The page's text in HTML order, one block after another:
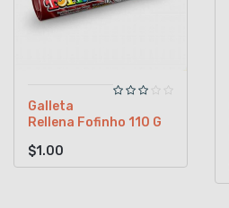
Galleta
Rellena Fofinho 110 G
$1.00